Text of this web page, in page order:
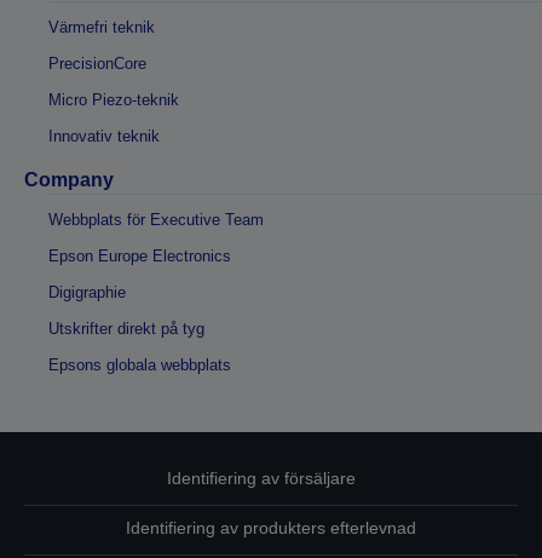
Värmefri teknik
PrecisionCore
Micro Piezo-teknik
Innovativ teknik
Company
Webbplats för Executive Team
Epson Europe Electronics
Digigraphie
Utskrifter direkt på tyg
Epsons globala webbplats
Identifiering av försäljare
Identifiering av produkters efterlevnad